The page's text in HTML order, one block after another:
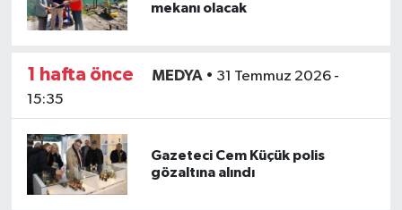
mekanı olacak
1 hafta önce MEDYA• 31 Temmuz 2026 -
15:35
Gazeteci Cem Küçük polis
gözaltına alındı